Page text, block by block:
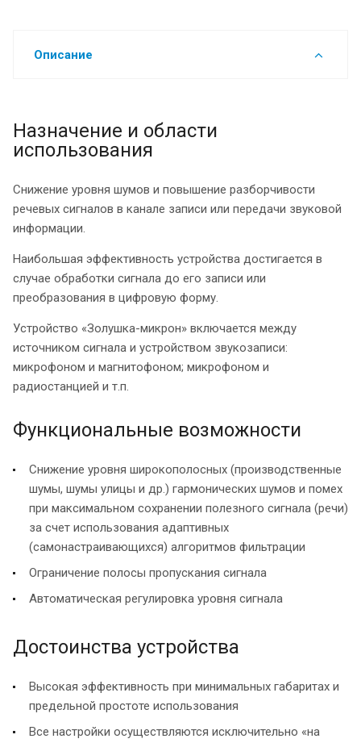
Описание
Назначение и области
использования
Снижение уровня шумов и повышение разборчивости
речевых сигналов в канале записи или передачи звуковой
информации.
Наибольшая эффективность устройства достигается в
случае обработки сигнала до его записи или
преобразования в цифровую форму.
Устройство «Золушка-микрон» включается между
источником сигнала и устройством звукозаписи:
микрофоном и магнитофоном; микрофоном и
радиостанцией и т.п.
Функциональные возможности
Снижение уровня широкополосных (производственные
шумы, шумы улицы и др.) гармонических шумов и помех
при максимальном сохранении полезного сигнала (речи)
за счет использования адаптивных
(самонастраивающихся) алгоритмов фильтрации
Ограничение полосы пропускания сигнала
Автоматическая регулировка уровня сигнала
Достоинства устройства
Высокая эффективность при минимальных габаритах и
предельной простоте использования
Все настройки осуществляются исключительно «на